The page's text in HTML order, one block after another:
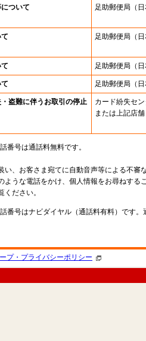
ついて 足助郵便局 （
足助郵便局 （
足助郵便局 （
足助郵便局 （
盗難に伴うお取引の停止
カード紛失セ
または上記店舗
番号は通話料無料です。
い、お客さま宛てに自動音声等による不審
ような電話をかけ、個人情報をお尋ねする
ください。
番号はナビダイヤル（通話料有料）です
プ・プライバシーポリシー